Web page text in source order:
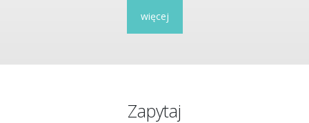
więcej
Zapytaj